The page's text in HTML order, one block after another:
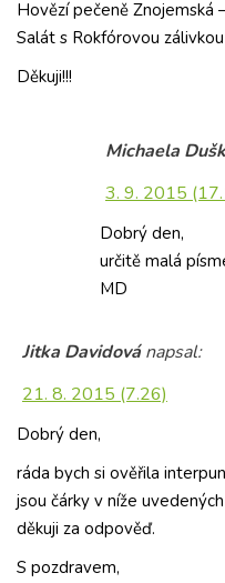
Hovězí pečeně Znojemská
Salát s Rokfórovou zálivkou
Děkuji!!!
Michaela
3. 9. 2015
Dobrý den,
určitě malá
MD
Jitka Davidová napsal:
21. 8. 2015 (7.26)
Dobrý den,
ráda bych si ověřila
jsou čárky v níže
děkuji za odpověď.
S pozdravem,